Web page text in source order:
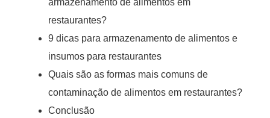
armazenamento de alimentos em
restaurantes?
9 dicas para armazenamento de alimentos e
insumos para restaurantes
Quais são as formas mais comuns de
contaminação de alimentos em restaurantes?
Conclusão